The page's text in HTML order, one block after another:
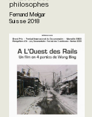
philosophes
Fernand Melgar
Suisse 2018